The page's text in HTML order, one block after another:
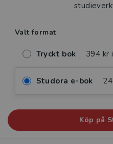
Valt format
Tryckt bok 394 kr
Studora e-bok
Köp på